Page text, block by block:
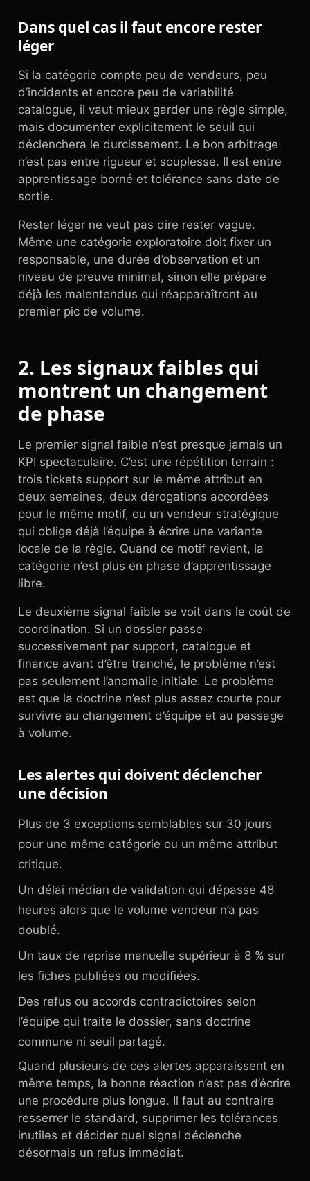
Dans quel cas il faut encore rester
léger
Si la catégorie compte peu de vendeurs, peu
d’incidents et encore peu de variabilité
catalogue, il vaut mieux garder une règle simple,
mais documenter explicitement le seuil qui
déclenchera le durcissement. Le bon arbitrage
n’est pas entre rigueur et souplesse. Il est entre
apprentissage borné et tolérance sans date de
sortie.
Rester léger ne veut pas dire rester vague.
Même une catégorie exploratoire doit fixer un
responsable, une durée d’observation et un
niveau de preuve minimal, sinon elle prépare
déjà les malentendus qui réapparaîtront au
premier pic de volume.
2. Les signaux faibles qui
montrent un changement
de phase
Le premier signal faible n’est presque jamais un
KPI spectaculaire. C’est une répétition terrain :
trois tickets support sur le même attribut en
deux semaines, deux dérogations accordées
pour le même motif, ou un vendeur stratégique
qui oblige déjà l’équipe à écrire une variante
locale de la règle. Quand ce motif revient, la
catégorie n’est plus en phase d’apprentissage
libre.
Le deuxième signal faible se voit dans le coût de
coordination. Si un dossier passe
successivement par support, catalogue et
finance avant d’être tranché, le problème n’est
pas seulement l’anomalie initiale. Le problème
est que la doctrine n’est plus assez courte pour
survivre au changement d’équipe et au passage
à volume.
Les alertes qui doivent déclencher
une décision
Plus de 3 exceptions semblables sur 30 jours
pour une même catégorie ou un même attribut
critique.
Un délai médian de validation qui dépasse 48
heures alors que le volume vendeur n’a pas
doublé.
Un taux de reprise manuelle supérieur à 8 % sur
les fiches publiées ou modifiées.
Des refus ou accords contradictoires selon
l’équipe qui traite le dossier, sans doctrine
commune ni seuil partagé.
Quand plusieurs de ces alertes apparaissent en
même temps, la bonne réaction n’est pas d’écrire
une procédure plus longue. Il faut au contraire
resserrer le standard, supprimer les tolérances
inutiles et décider quel signal déclenche
désormais un refus immédiat.